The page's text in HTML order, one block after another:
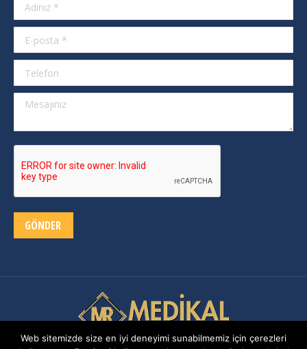
E-posta *
Telefon
Mesajınız
GÖNDER
Web sitemizde size en iyi deneyimi sunabilmemiz için çerezleri